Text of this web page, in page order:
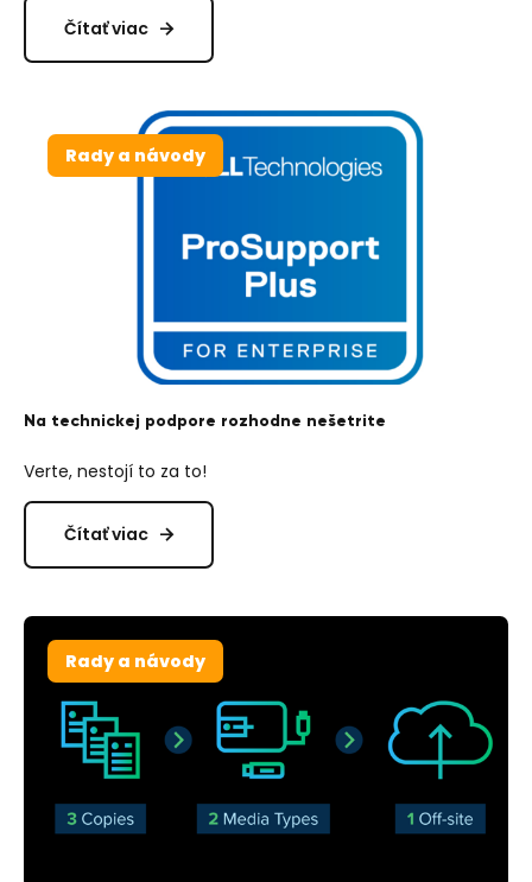
Čítať viac
Rady a návody
Na technickej podpore rozhodne nešetrite
Verte, nestojí to za to!
Čítať viac
Rady a návody